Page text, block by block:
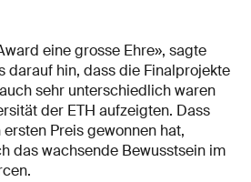
eine grosse Ehre», sagte
darauf hin, dass die Finalprojekte
sehr unterschiedlich waren
der ETH aufzeigten. Dass
Preis gewonnen hat,
das wachsende Bewusstsein im